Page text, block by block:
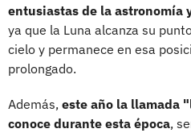
entusiastas de la astronomía
ya que la Luna alcanza su
cielo y permanece en esa
prolongado.
Además, este año la llamada
conoce durante esta época,